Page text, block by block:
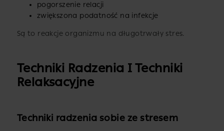
pogorszenie relacji
zwiększona podatność na infekcje
Są to reakcje organizmu na długotrwały stres.
Techniki Radzenia I Techniki
Relaksacyjne
Techniki radzenia sobie ze stresem